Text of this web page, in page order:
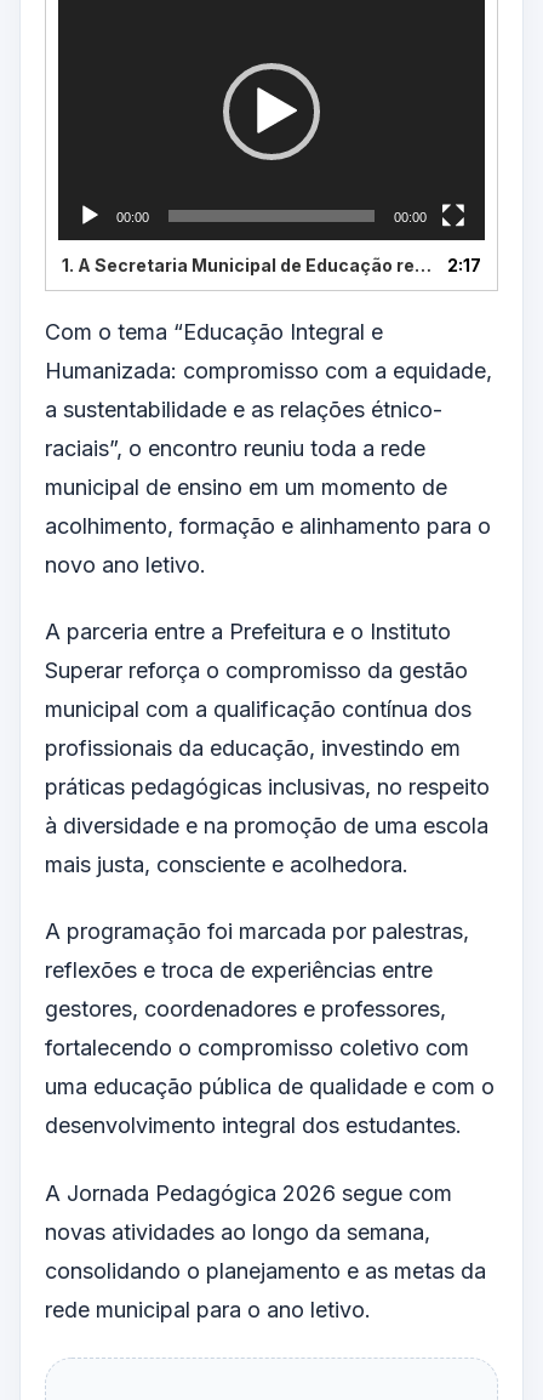
00:00 00:00
1. A Secretaria Municipal de Educação realizou o primeiro dia da Jornada Pedagógica 2026, em parcer 2:17
Com o tema “Educação Integral e
Humanizada: compromisso com a equidade,
a sustentabilidade e as relações étnico-
raciais”, o encontro reuniu toda a rede
municipal de ensino em um momento de
acolhimento, formação e alinhamento para o
novo ano letivo.
A parceria entre a Prefeitura e o Instituto
Superar reforça o compromisso da gestão
municipal com a qualificação contínua dos
profissionais da educação, investindo em
práticas pedagógicas inclusivas, no respeito
à diversidade e na promoção de uma escola
mais justa, consciente e acolhedora.
A programação foi marcada por palestras,
reflexões e troca de experiências entre
gestores, coordenadores e professores,
fortalecendo o compromisso coletivo com
uma educação pública de qualidade e com o
desenvolvimento integral dos estudantes.
A Jornada Pedagógica 2026 segue com
novas atividades ao longo da semana,
consolidando o planejamento e as metas da
rede municipal para o ano letivo.